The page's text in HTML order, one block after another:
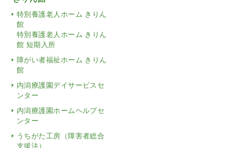
特別養護老人ホーム きりん
館
特別養護老人ホーム きりん
館 短期入所
障がい者福祉ホーム きりん
館
内潟療護園デイサービスセ
ンター
内潟療護園ホームヘルプセ
ンター
うちがた工房（障害者総合
支援法）